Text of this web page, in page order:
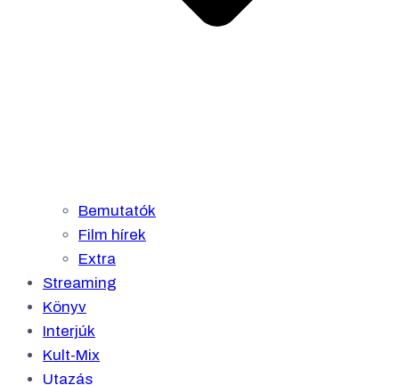
Bemutatók
Film hírek
Extra
Streaming
Könyv
Interjúk
Kult-Mix
Utazás